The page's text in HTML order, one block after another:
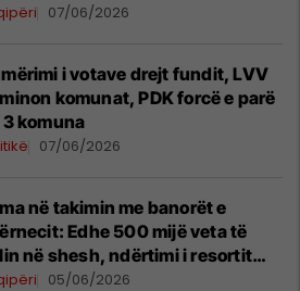
07/06/2026
i votave drejt fundit, LVV
komunat, PDK forcë e parë
komuna
07/06/2026
në takimin me banorët e
Edhe 500 mijë veta të
në shesh, ndërtimi i resortit
anulohet
05/06/2026